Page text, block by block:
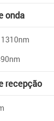
onda
recepção